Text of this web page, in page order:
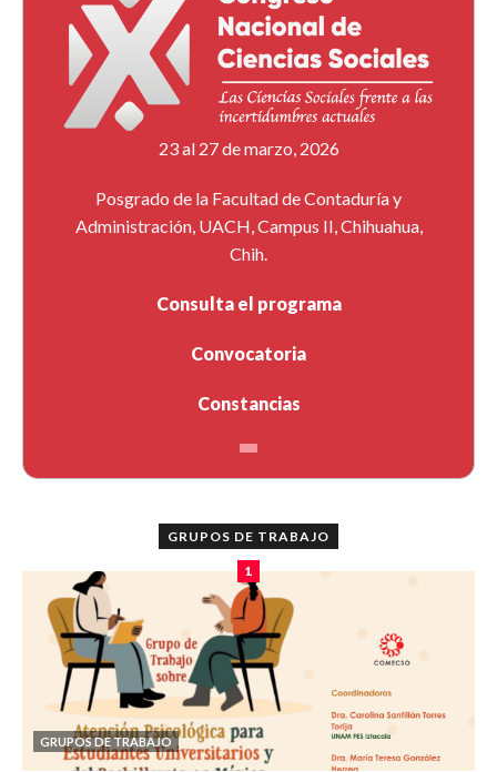
23 al 27 de marzo, 2026
Posgrado de la Facultad de Contaduría y
Administración, UACH, Campus II, Chihuahua,
Chih.
Consulta el programa
Convocatoria
Constancias
GRUPOS DE TRABAJO
1
GRUPOS DE TRABAJO